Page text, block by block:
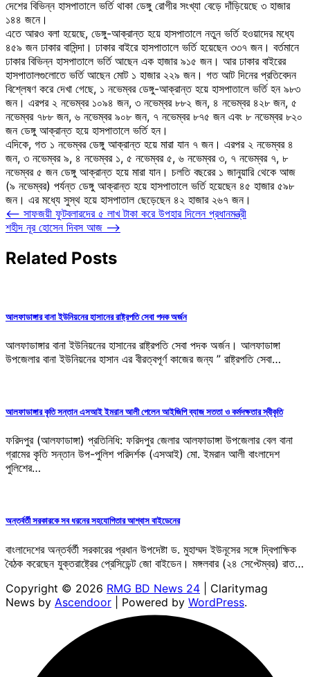
দেশের বিভিন্ন হাসপাতালে ভর্তি থাকা ডেঙ্গু রোগীর সংখ্যা বেড়ে দাঁড়িয়েছে ৩ হাজার
১৪৪ জনে।
এতে আরও বলা হয়েছে, ডেঙ্গু-আক্রান্ত হয়ে হাসপাতালে নতুন ভর্তি হওয়াদের মধ্যে
৪৫৯ জন ঢাকার বাসিন্দা। ঢাকার বাইরে হাসপাতালে ভর্তি হয়েছেন ৩৩৭ জন। বর্তমানে
ঢাকার বিভিন্ন হাসপাতালে ভর্তি আছেন এক হাজার ৯১৫ জন। আর ঢাকার বাইরের
হাসপাতালগুলোতে ভর্তি আছেন মোট ১ হাজার ২২৯ জন। গত আট দিনের প্রতিবেদন
বিশ্লেষণ করে দেখা গেছে, ১ নভেম্বর ডেঙ্গু-আক্রান্ত হয়ে হাসপাতালে ভর্তি হন ৯৮৩
জন। এরপর ২ নভেম্বর ১০৯৪ জন, ৩ নভেম্বর ৮৮২ জন, ৪ নভেম্বর ৪২৮ জন, ৫
নভেম্বর ৭৮৮ জন, ৬ নভেম্বর ৯০৮ জন, ৭ নভেম্বর ৮৭৫ জন এবং ৮ নভেম্বর ৮২০
জন ডেঙ্গু আক্রান্ত হয়ে হাসপাতালে ভর্তি হন।
এদিকে, গত ১ নভেম্বর ডেঙ্গু আক্রান্ত হয়ে মারা যান ৭ জন। এরপর ২ নভেম্বর ৪
জন, ৩ নভেম্বর ৯, ৪ নভেম্বর ১, ৫ নভেম্বর ৫, ৬ নভেম্বর ৩, ৭ নভেম্বর ৭, ৮
নভেম্বর ৫ জন ডেঙ্গু আক্রান্ত হয়ে মারা যান। চলতি বছরের ১ জানুয়ারি থেকে আজ
(৯ নভেম্বর) পর্যন্ত ডেঙ্গু আক্রান্ত হয়ে হাসপাতালে ভর্তি হয়েছেন ৪৫ হাজার ৫৯৮
জন। এর মধ্যে সুস্থ হয়ে হাসপাতাল ছেড়েছেন ৪২ হাজার ২৬৭ জন।
Post
navigation
⟵ সাফজয়ী ফুটবলারদের ৫ লাখ টাকা করে উপহার দিলেন প্রধানমন্ত্রী
শহীদ নূর হোসেন দিবস আজ ⟶
Related Posts
আলফাডাঙ্গার বানা ইউনিয়নের হাসানের রাষ্ট্রপতি সেবা পদক অর্জন
আলফাডাঙ্গার বানা ইউনিয়নের হাসানের রাষ্ট্রপতি সেবা পদক অর্জন। আলফাডাঙ্গা
উপজেলার বানা ইউনিয়নের হাসান এর বীরত্বপূর্ণ কাজের জন্য ” রাষ্ট্রপতি সেবা…
আলফাডাঙ্গার কৃতি সন্তান এসআই ইমরান আলী পেলেন আইজিপি ব্যাজ সততা ও কর্মদক্ষতার স্বীকৃতি
ফরিদপুর (আলফাডাঙ্গা) প্রতিনিধি: ফরিদপুর জেলার আলফাডাঙ্গা উপজেলার বেল বানা
গ্রামের কৃতি সন্তান উপ-পুলিশ পরিদর্শক (এসআই) মো. ইমরান আলী বাংলাদেশ
পুলিশের…
অন্তর্বর্তী সরকারকে সব ধরনের সহযোগিতার আশ্বাস বাইডেনের
বাংলাদেশের অন্তর্বর্তী সরকারের প্রধান উপদেষ্টা ড. মুহাম্মদ ইউনূসের সঙ্গে দ্বিপাক্ষিক
বৈঠক করেছেন যুক্তরাষ্ট্রের প্রেসিডেন্ট জো বাইডেন। মঙ্গলবার (২৪ সেপ্টেম্বর) রাত…
Copyright © 2026 RMG BD News 24 | Claritymag
News by Ascendoor | Powered by WordPress.